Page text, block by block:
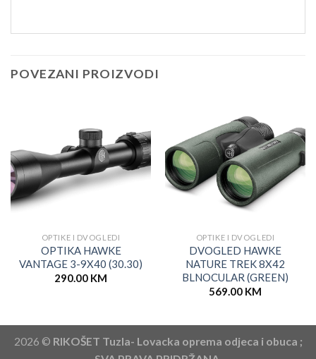
POVEZANI PROIZVODI
OPTIKE I DVOGLEDI
OPTIKA HAWKE
VANTAGE 3-9X40 (30.30)
290.00 KM
OPTIKE I DVOGLEDI
DVOGLED HAWKE
NATURE TREK 8X42
BLNOCULAR (GREEN)
569.00 KM
2026 © RIKOŠET Tuzla- Lovacka oprema odjeca i obuca ;